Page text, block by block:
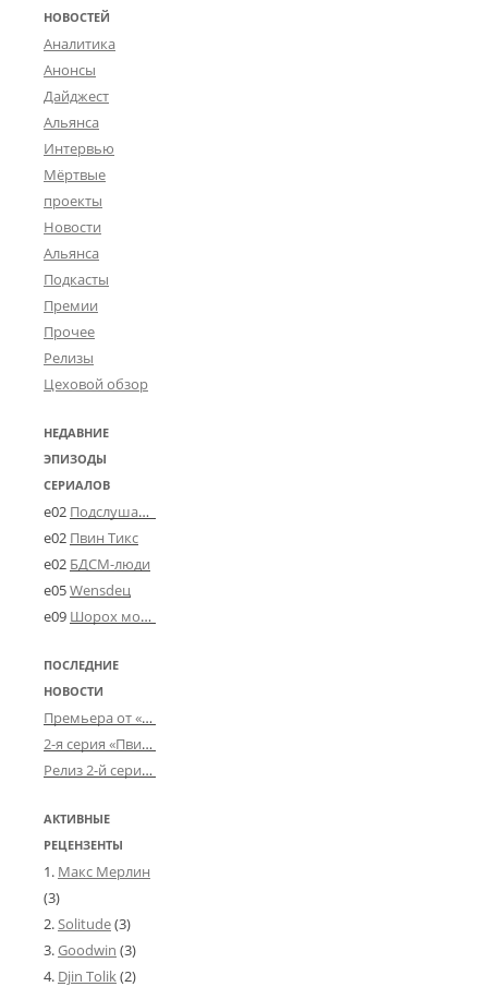
НОВОСТЕЙ
Аналитика
Анонсы
Дайджест
Альянса
Интервью
Мёртвые
проекты
Новости
Альянса
Подкасты
Премии
Прочее
Релизы
Цеховой обзор
НЕДАВНИЕ
ЭПИЗОДЫ
СЕРИАЛОВ
e02 Подслушано в Угличе
e02 Пвин Тикс
e02 БДСМ-люди
e05Wensdeц
e09 Шорох мозговины
ПОСЛЕДНИЕ
НОВОСТИ
Премьера от «Усталого королевства»: «Игорь начал»
2-я серия «Пвин Тикса» от 2-D
Релиз 2-й серии «БДСМ-людей» от «Аркада Фильм»
АКТИВНЫЕ
РЕЦЕНЗЕНТЫ
Макс Мерлин
(3)
Solitude(3)
Goodwin (3)
Djin Tolik(2)